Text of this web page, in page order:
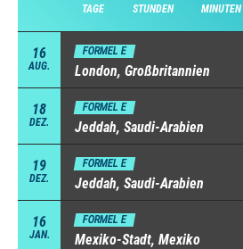
TAGE STUNDEN MINUTEN
16
AUG.
FORMEL E
London, Großbritannien
18
DEZ.
FORMEL E
Jeddah, Saudi-Arabien
19
DEZ.
FORMEL E
Jeddah, Saudi-Arabien
16
JAN.
FORMEL E
Mexiko-Stadt, Mexiko